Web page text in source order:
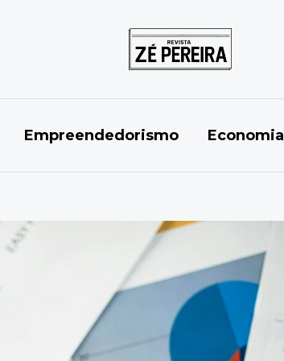
Empreendedorismo Economia